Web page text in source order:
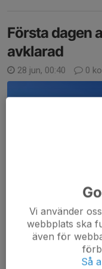
Första dagen
avklarad
28 jun, 00:40 0
Vi använder
webbplats ska
även för
Så